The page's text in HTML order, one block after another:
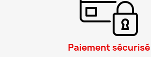
Paiement sécurisé​